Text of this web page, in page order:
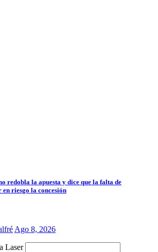
redobla la apuesta y dice que la falta de
en riesgo la concesión
Ago 8, 2026
Laser